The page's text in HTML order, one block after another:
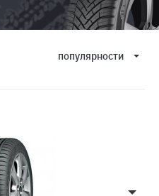
популярности